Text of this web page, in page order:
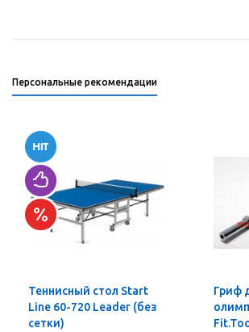
Персональные рекомендации
Теннисный стол Start
Line 60-720 Leader (без
сетки)
Гриф